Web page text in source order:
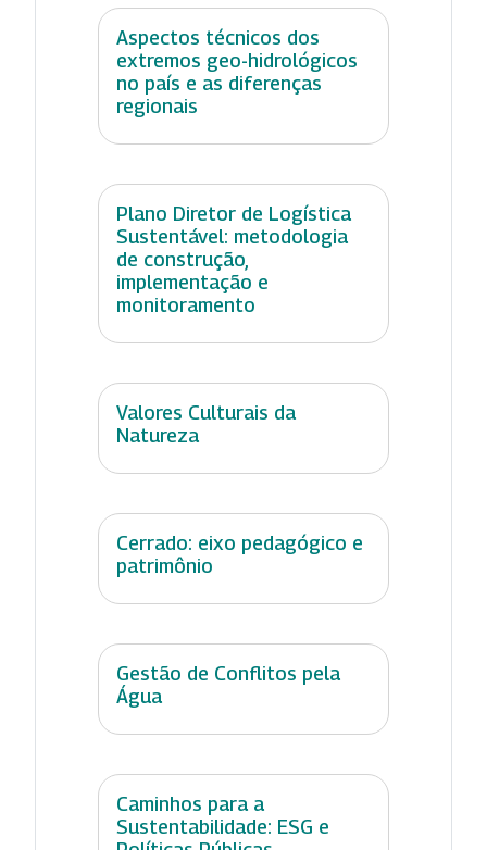
Aspectos técnicos dos
extremos geo-hidrológicos
no país e as diferenças
regionais
Plano Diretor de Logística
Sustentável: metodologia
de construção,
implementação e
monitoramento
Valores Culturais da
Natureza
Cerrado: eixo pedagógico e
patrimônio
Gestão de Conflitos pela
Água
Caminhos para a
Sustentabilidade: ESG e